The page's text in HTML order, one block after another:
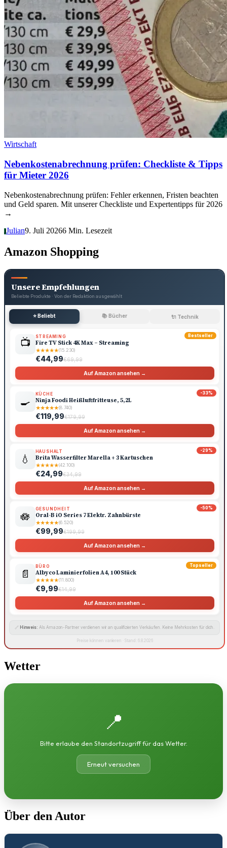
Wirtschaft
Nebenkostenabrechnung prüfen: Checkliste & Tipps
für Mieter 2026
Nebenkostenabrechnung prüfen: Fehler erkennen, Fristen beachten
und Geld sparen. Mit unserer Checkliste und Expertentipps für 2026
→
JJulian9. Juli 20266 Min. Lesezeit
Amazon Shopping
Unsere Empfehlungen
Beliebte Produkte · Von der Redaktion ausgewählt
⭐ Beliebt 📚 Bücher 🔌 Technik
Bestseller
📺 STREAMING
Fire TV Stick 4K Max – Streaming
★★★★★(15.230)
€44,99€69,99
Auf Amazon ansehen →
-33%
🍳
KÜCHE
Ninja Foodi Heißluftfritteuse, 5,2L
★★★★★(8.740)
€119,99€179,99
Auf Amazon ansehen →
-29%
💧
HAUSHALT
Brita Wasserfilter Marella + 3 Kartuschen
★★★★★(42.100)
€24,99€34,99
Auf Amazon ansehen →
-50%
🪷
GESUNDHEIT
Oral-B iO Series 7 Elektr. Zahnbürste
★★★★★(6.520)
€99,99€199,99
Auf Amazon ansehen →
Topseller
📄
BÜRO
Albyco Laminierfolien A4, 100 Stück
★★★★★(11.800)
€9,99€14,99
Auf Amazon ansehen →
🔗 Hinweis: Als Amazon-Partner verdienen wir an qualifizierten Verkäufen. Keine Mehrkosten für dich.
Preise können variieren · Stand: 6.8.2026
Wetter
📍
Bitte erlaube den Standortzugriff für das Wetter.
Erneut versuchen
Über den Autor